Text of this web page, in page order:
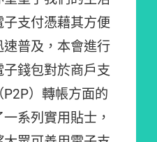
支付憑藉其方便
普及，本會進行
錢包對於商戶支
）轉帳方面的
系列實用貼士，